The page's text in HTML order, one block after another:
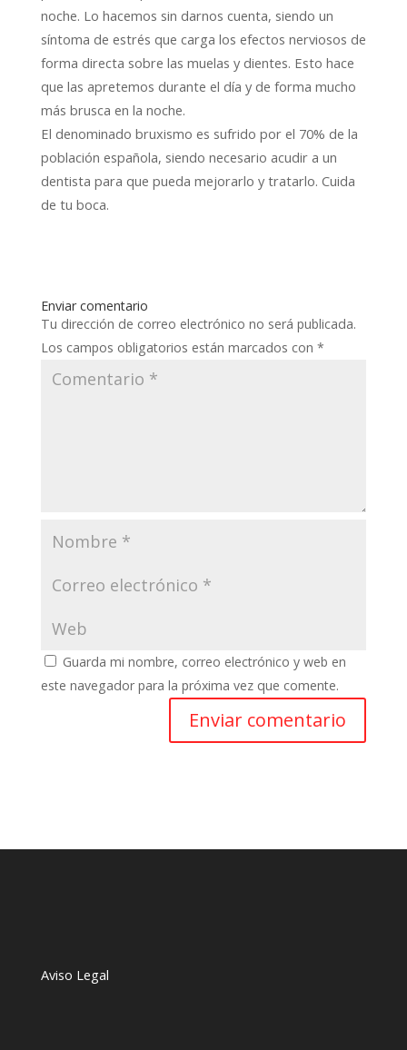
noche. Lo hacemos sin darnos cuenta, siendo un
síntoma de estrés que carga los efectos nerviosos de
forma directa sobre las muelas y dientes. Esto hace
que las apretemos durante el día y de forma mucho
más brusca en la noche.
El denominado bruxismo es sufrido por el 70% de la
población española, siendo necesario acudir a un
dentista para que pueda mejorarlo y tratarlo. Cuida
de tu boca.
Enviar comentario
Tu dirección de correo electrónico no será publicada.
Los campos obligatorios están marcados con *
Guarda mi nombre, correo electrónico y web en
este navegador para la próxima vez que comente.
Aviso Legal